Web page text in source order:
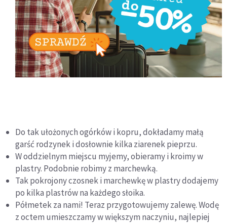
Do tak ułożonych ogórków i kopru, dokładamy małą
garść rodzynek i dosłownie kilka ziarenek pieprzu.
W oddzielnym miejscu myjemy, obieramy i kroimy w
plastry. Podobnie robimy z marchewką.
Tak pokrojony czosnek i marchewkę w plastry dodajemy
po kilka plastrów na każdego słoika.
Półmetek za nami! Teraz przygotowujemy zalewę. Wodę
z octem umieszczamy w większym naczyniu, najlepiej